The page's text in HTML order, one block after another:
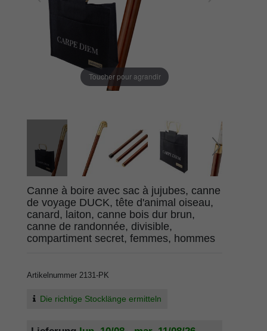
Toucher pour agrandir
Canne à boire avec sac à jujubes, canne
de voyage DUCK, tête d'animal oiseau,
canard, laiton, canne bois dur brun,
canne de randonnée, divisible,
compartiment secret, femmes, hommes
Artikelnummer 2131-PK
Die richtige Stocklänge ermitteln